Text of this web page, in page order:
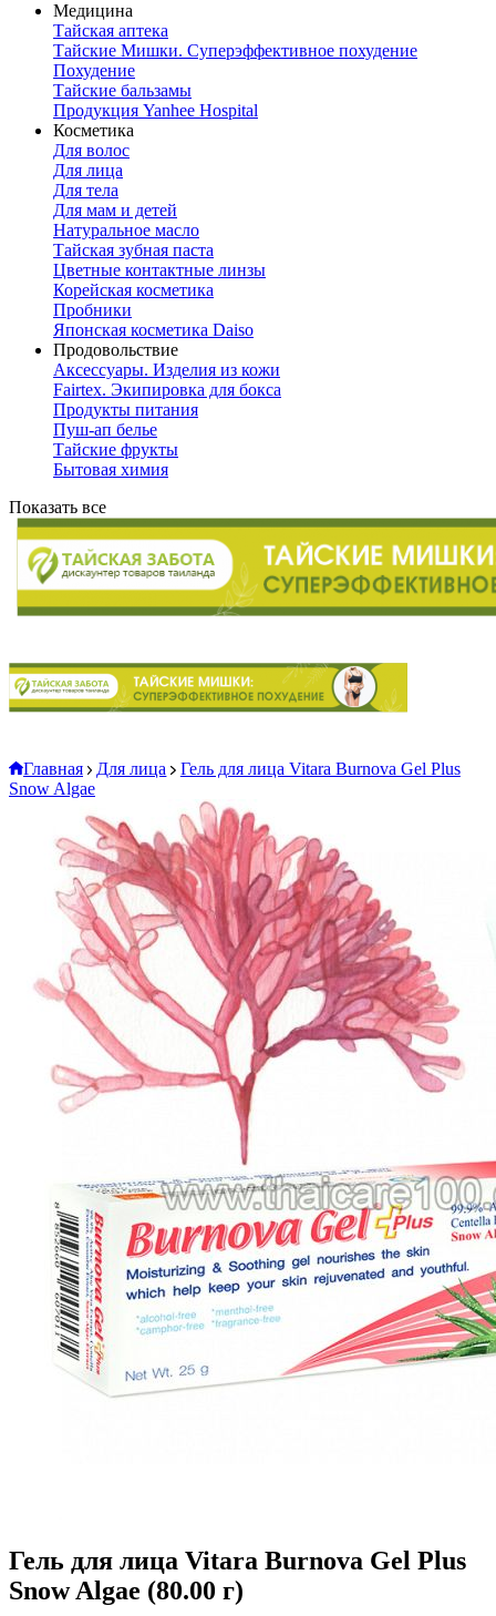
Медицина
Тайская аптека
Тайские Мишки. Суперэффективное похудение
Похудение
Тайские бальзамы
Продукция Yanhee Hospital
Косметика
Для волос
Для лица
Для тела
Для мам и детей
Натуральное масло
Тайская зубная паста
Цветные контактные линзы
Корейская косметика
Пробники
Японская косметика Daiso
Продовольствие
Аксессуары. Изделия из кожи
Fairtex. Экипировка для бокса
Продукты питания
Пуш-ап белье
Тайские фрукты
Бытовая химия
Показать все
Главная Для лица
Гель для лица Vitara Burnova Gel Plus
Snow Algae
Гель для лица Vitara Burnova Gel Plus
Snow Algae (80.00 г)